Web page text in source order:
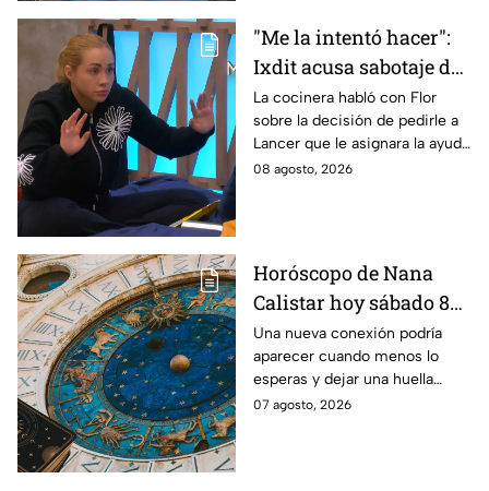
"Me la intentó hacer":
Ixdit acusa sabotaje de
Ramahá en la pasada
gala de salvación de
MasterChef 24/7
La cocinera habló con Flor
sobre la decisión de pedirle a
Lancer que le asignara la ayuda
de Ramahá y no la de Daniela
08 agosto, 2026
Horóscopo de Nana
Calistar hoy sábado 8
de agosto del 2026 para
cada signo; una
conexión inesperada
podría transformar tus
Una nueva conexión podría
aparecer cuando menos lo
esperas y dejar una huella
importante.
07 agosto, 2026